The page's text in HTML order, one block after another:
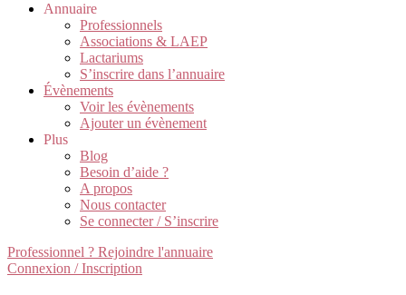
Annuaire
Professionnels
Associations & LAEP
Lactariums
S’inscrire dans l’annuaire
Évènements
Voir les évènements
Ajouter un évènement
Plus
Blog
Besoin d’aide ?
A propos
Nous contacter
Se connecter / S’inscrire
Professionnel ? Rejoindre l'annuaire
Connexion / Inscription